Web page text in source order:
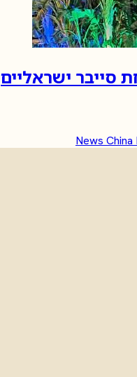
סייבר ישראליים
News China